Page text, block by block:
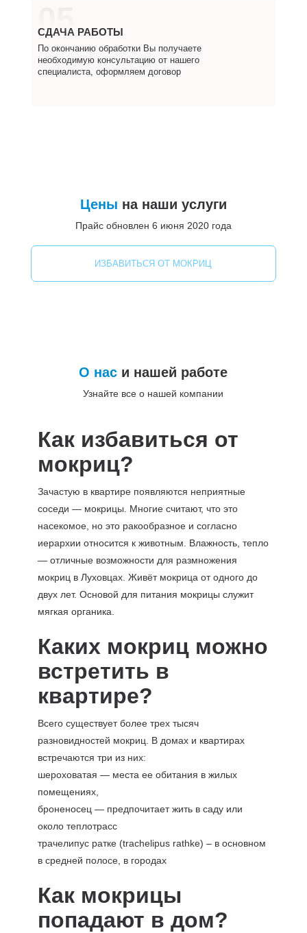
05
СДАЧА РАБОТЫ
По окончанию обработки Вы получаете
необходимую консультацию от нашего
специалиста, оформляем договор
Цены на наши услуги
Прайс обновлен 6 июня 2020 года
ИЗБАВИТЬСЯ ОТ МОКРИЦ
О нас и нашей работе
Узнайте все о нашей компании
Как избавиться от
мокриц?
Зачастую в квартире появляются неприятные
соседи — мокрицы. Многие считают, что это
насекомое, но это ракообразное и согласно
иерархии относится к животным. Влажность, тепло
— отличные возможности для размножения
мокриц в Луховцах. Живёт мокрица от одного до
двух лет. Основой для питания мокрицы служит
мягкая органика.
Каких мокриц можно
встретить в
квартире?
Всего существует более трех тысяч
разновидностей мокриц. В домах и квартирах
встречаются три из них:
шероховатая — места ее обитания в жилых
помещениях,
броненосец — предпочитает жить в саду или
около теплотрасс
трачелипус ратке (trachelipus rathke) – в основном
в средней полосе, в городах
Как мокрицы
попадают в дом?